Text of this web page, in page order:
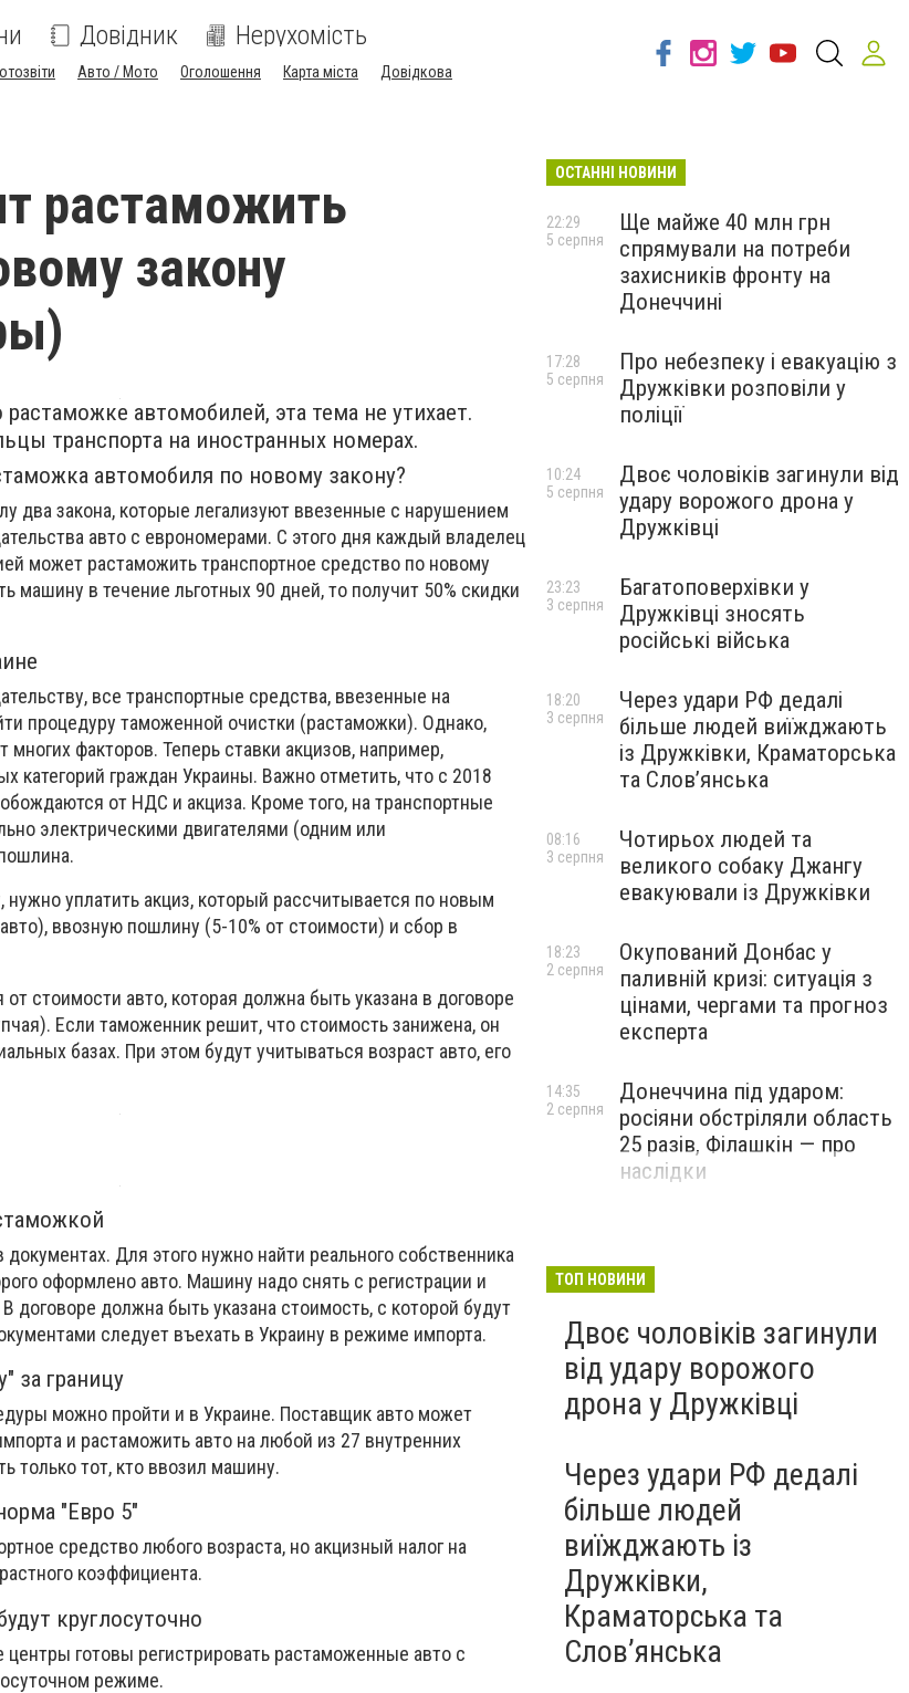
Довідник Нерухомість
Авто / Мото Оголошення Карта міста Довідкова
растаможить
закону
автомобилей, эта тема не утихает.
транспорта на иностранных номерах.
автомобиля по новому закону?
два закона, которые легализуют ввезенные с нарушением
авто с еврономерами. С этого дня каждый владелец
может растаможить транспортное средство по новому
машину в течение льготных 90 дней, то получит 50% скидки
все транспортные средства, ввезенные на
процедуру таможенной очистки (растаможки). Однако,
многих факторов. Теперь ставки акцизов, например,
категорий граждан Украины. Важно отметить, что с 2018
от НДС и акциза. Кроме того, на транспортные
электрическими двигателями (одним или
нужно уплатить акциз, который рассчитывается по новым
ввозную пошлину (5-10% от стоимости) и сбор в
стоимости авто, которая должна быть указана в договоре
Если таможенник решит, что стоимость занижена, он
базах. При этом будут учитываться возраст авто, его
Для этого нужно найти реального собственника
оформлено авто. Машину надо снять с регистрации и
договоре должна быть указана стоимость, с которой будут
следует въехать в Украину в режиме импорта.
за границу
можно пройти и в Украине. Поставщик авто может
и растаможить авто на любой из 27 внутренних
только тот, кто ввозил машину.
"Евро 5"
средство любого возраста, но акцизный налог на
коэффициента.
круглосуточно
готовы регистрировать растаможенные авто с
режиме.
ОСТАННІ НОВИНИ
Ще майже 40 млн грн
спрямували на потреби
захисників фронту на
Донеччині
22:29
5 серпня
Про небезпеку і евакуацію з
Дружківки розповіли у
поліції
17:28
5 серпня
Двоє чоловіків загинули від
удару ворожого дрона у
Дружківці
10:24
5 серпня
Багатоповерхівки у
Дружківці зносять
російські війська
23:23
3 серпня
Через удари РФ дедалі
більше людей виїжджають
із Дружківки, Краматорська
та Слов’янська
18:20
3 серпня
Чотирьох людей та
великого собаку Джангу
евакуювали із Дружківки
08:16
3 серпня
Окупований Донбас у
паливній кризі: ситуація з
цінами, чергами та прогноз
експерта
18:23
2 серпня
Донеччина під ударом:
росіяни обстріляли область
25 разів, Філашкін — про
наслідки
14:35
2 серпня
ТОП НОВИНИ
Двоє чоловіків загинули
від удару ворожого
дрона у Дружківці
Через удари РФ дедалі
більше людей
виїжджають із
Дружківки,
Краматорська та
Слов’янська